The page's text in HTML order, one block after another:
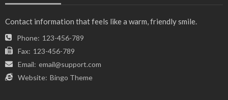
Contact information that feels like a warm, friendly smile.
Phone: 123-456-789
Fax: 123-456-789
Email: email@support.com
Website: Bingo Theme